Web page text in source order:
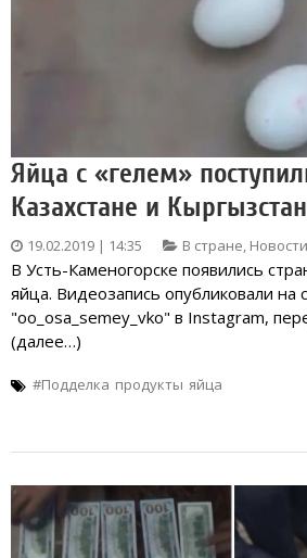
Яйца с «гелем»
Казахстане и
19.02.2019 | 14:35 В стране, Новости
В Усть-Каменогорске появились
яйца. Видеозапись опубликовали на
"oo_osa_semey_vko" в Instagram,
(далее…)
#Подделка продукты яйца